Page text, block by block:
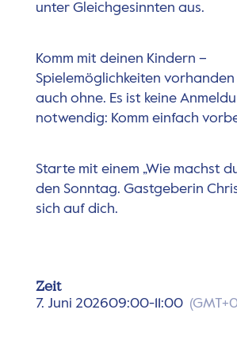
unter Gleichgesinnten aus.
Komm mit deinen Kindern –
Spielemöglichkeiten
auch ohne. Es ist keine
notwendig: Komm einfach
Starte mit einem „Wie machst
den Sonntag. Gastgeberin
sich auf dich.
Zeit
7. Juni 202609:00-11:00